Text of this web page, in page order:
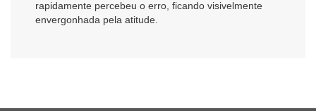
rapidamente percebeu o erro, ficando visivelmente
envergonhada pela atitude.